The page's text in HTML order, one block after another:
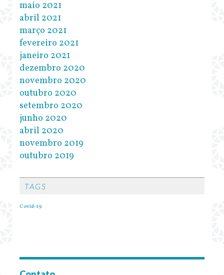
maio 2021
abril 2021
março 2021
fevereiro 2021
janeiro 2021
dezembro 2020
novembro 2020
outubro 2020
setembro 2020
junho 2020
abril 2020
novembro 2019
outubro 2019
TAGS
Covid-19